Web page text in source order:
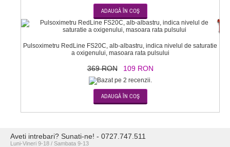
Pulsoximetru RedLine FS20C, alb-albastru, indica nivelul de saturatie
a oxigenului, masoara rata pulsului
369 RON 109 RON
Aveti intrebari? Sunati-ne! - 0727.747.511
Luni-Vineri 9-18 / Sambata 9-13